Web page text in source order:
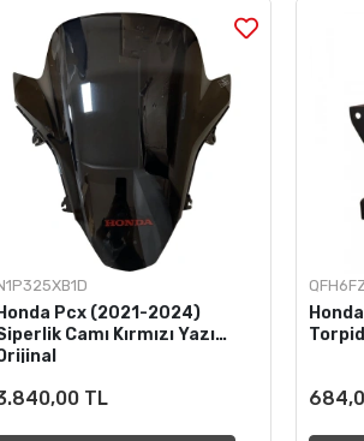
Honda Pcx (2021-2024)
Camı Kırmızı Yazı
TL